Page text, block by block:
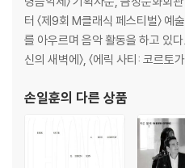
터 〈제9회 M클래식 페스티벌〉
를 아우르며 음악 활동을 하고 있다.
신의 새벽에〉, 〈에릭 사티: 코르토
손일훈의 다른 상품